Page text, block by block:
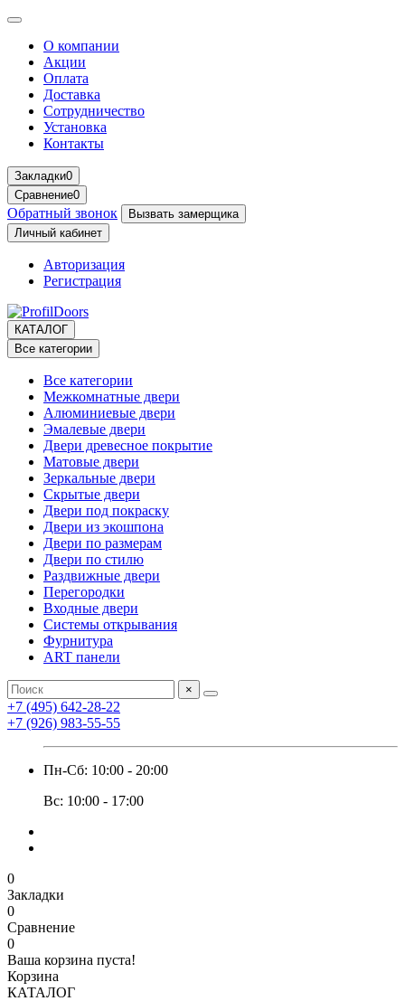
О компании
Акции
Оплата
Доставка
Сотрудничество
Установка
Контакты
Закладки0
Сравнение0
Обратный звонок
Вызвать замерщика
Личный кабинет
Авторизация
Регистрация
КАТАЛОГ
Все категории
Все категории
Межкомнатные двери
Алюминиевые двери
Эмалевые двери
Двери древесное покрытие
Матовые двери
Зеркальные двери
Скрытые двери
Двери под покраску
Двери из экошпона
Двери по размерам
Двери по стилю
Раздвижные двери
Перегородки
Входные двери
Системы открывания
Фурнитура
ART панели
×
+7 (495) 642-28-22
+7 (926) 983-55-55
Пн-Сб: 10:00 - 20:00
Вс: 10:00 - 17:00
0
Закладки
0
Сравнение
0
Ваша корзина пуста!
Корзина
КАТАЛОГ